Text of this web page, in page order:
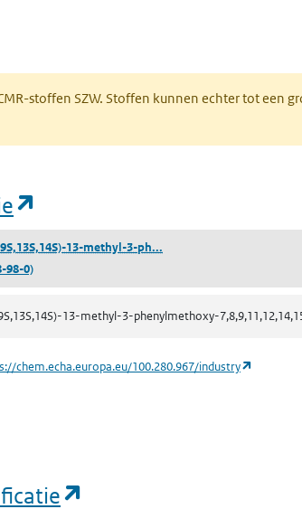
stoffen SZW. Stoffen kunnen echter tot een
13-methyl-3-ph...
98-0)
13-methyl-3-phenylmethoxy-
chem.echa.europa.eu/100.280.967/industry